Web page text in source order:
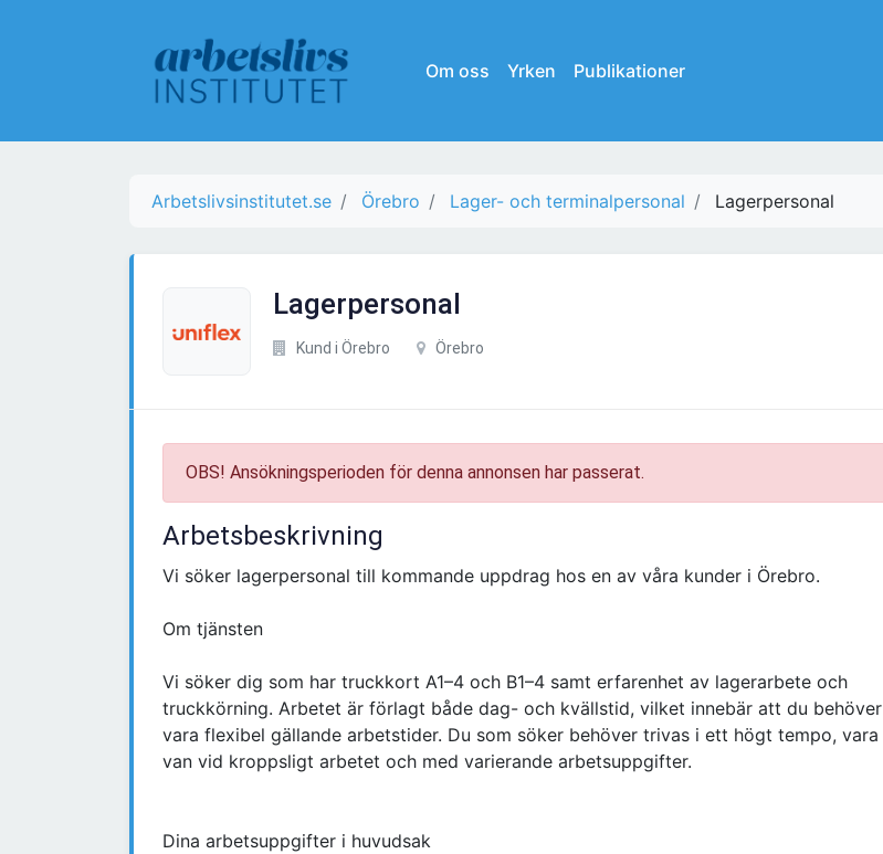
Om oss Yrken Publikationer
Arbetslivsinstitutet.se Örebro Lager- och terminalpersonal Lagerpersonal
Lagerpersonal
Kund i Örebro Örebro
OBS! Ansökningsperioden för denna annonsen har passerat.
Arbetsbeskrivning
Vi söker lagerpersonal till kommande uppdrag hos en av våra kunder i Örebro.
Om tjänsten
Vi söker dig som har truckkort A1–4 och B1–4 samt erfarenhet av lagerarbete och
truckkörning. Arbetet är förlagt både dag- och kvällstid, vilket innebär att du behöver
vara flexibel gällande arbetstider. Du som söker behöver trivas i ett högt tempo, vara
van vid kroppsligt arbetet och med varierande arbetsuppgifter.
Dina arbetsuppgifter i huvudsak